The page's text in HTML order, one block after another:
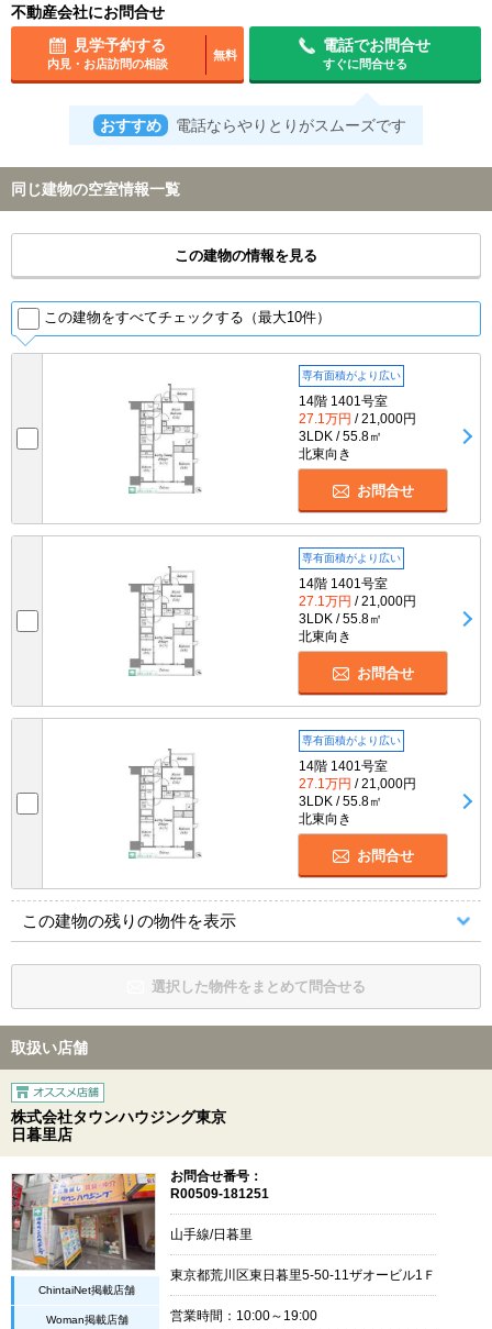
不動産会社にお問合せ
見学予約する
内見・お店訪問の相談
無料
電話でお問合せ
すぐに問合せる
おすすめ 電話ならやりとりがスムーズです
同じ建物の空室情報一覧
この建物の情報を見る
この建物をすべてチェックする（最大10件）
専有面積がより広い
14階 1401号室
27.1万円 / 21,000円
3LDK / 55.8㎡
北東向き
お問合せ
専有面積がより広い
14階 1401号室
27.1万円 / 21,000円
3LDK / 55.8㎡
北東向き
お問合せ
専有面積がより広い
14階 1401号室
27.1万円 / 21,000円
3LDK / 55.8㎡
北東向き
お問合せ
この建物の残りの物件を表示
選択した物件をまとめて問合せる
取扱い店舗
株式会社タウンハウジング東京
日暮里店
ChintaiNet掲載店舗
Woman掲載店舗
お問合せ番号：
R00509-181251
山手線/日暮里
東京都荒川区東日暮里5-50-11ザオービル1Ｆ
営業時間：10:00～19:00